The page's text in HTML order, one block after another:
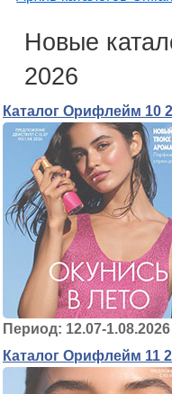
Новые
2026
Каталог Орифлейм 10
Период: 12.07-1.08.2026
Каталог Орифлейм 11